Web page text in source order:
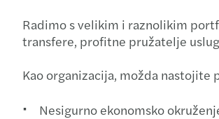
Radimo s velikim i raznolikim
transfere, profitne pružatelje
Kao organizacija, možda nastojite
Nesigurno ekonomsko